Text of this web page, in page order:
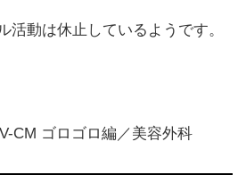
活動は休止しているようです。
CM ゴロゴロ編／美容外科